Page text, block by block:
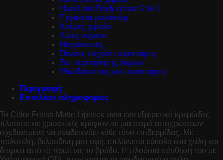
Hand and Body cream 2-in-1
Εργαλεία μανικιούρ
Κρέμες χεριών
Λίμες νυχιών
Νυχοκόπτες
Πένσες νυχιών περιποίηση
Σετ περιποίησης άκρων
Ψαλιδάκια νυχιών περιποίηση
Περιγραφή
Επιπλέον πληροφορίες
Το Color Fetish Matte Lipstick είναι ένα εξαιρετικά κρεμώδες,
πλούσιο σε χρωστικές κραγιόν σε μια σειρά αποχρώσεων
σχεδιασμένο να αναδεικνύει κάθε τόνο επιδερμίδας. Με
πολυτελή, βελούδινη-ματ υφή, απλώνεται εύκολα στα χείλη και
διαρκεί από το πρωί ως το βράδυ. Η πλούσια σύνθεσή του με